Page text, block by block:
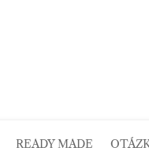
READY MADE